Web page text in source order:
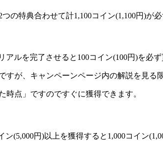
つの特典合わせて計1,100コイン(1,100円)が
アルを完了させると 100コイン(100円)を必ず
が、キャンペーンページ内の解説を見
点」ですのですぐに獲得できます。
ン(5,000円)以上を獲得すると 1,000コイン